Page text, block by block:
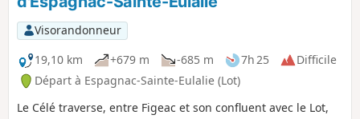
Visorandonneur
19,10 km
+679 m -685 m 7h 25
Difficile
Départ à Espagnac-Sainte-Eulalie (Lot)
Le Célé traverse, entre Figeac et son confluent avec le Lot,